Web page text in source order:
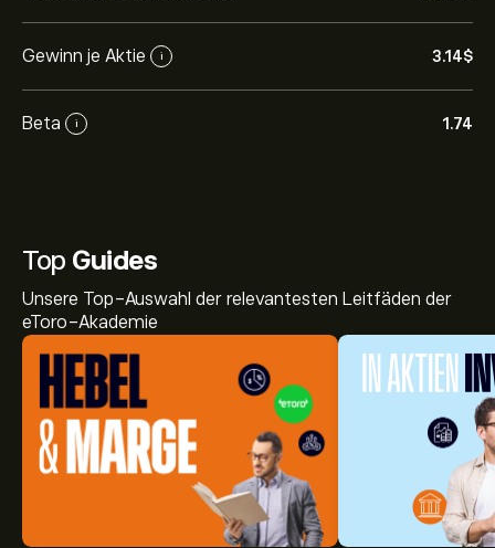
Gewinn je Aktie i 3.14‎$‎
Beta i 1.74
Top Guides
Unsere Top-Auswahl der relevantesten Leitfäden der
eToro-Akademie